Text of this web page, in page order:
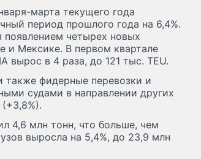
марта текущего года
период прошлого года на 6,4%.
появлением четырех новых
и Мексике. В первом квартале
вырос в 4 раза, до 121 тыс. TEU.
также фидерные перевозки и
судами в направлении других
4,6 млн тонн, что больше, чем
выросла на 5,4%, до 23,9 млн